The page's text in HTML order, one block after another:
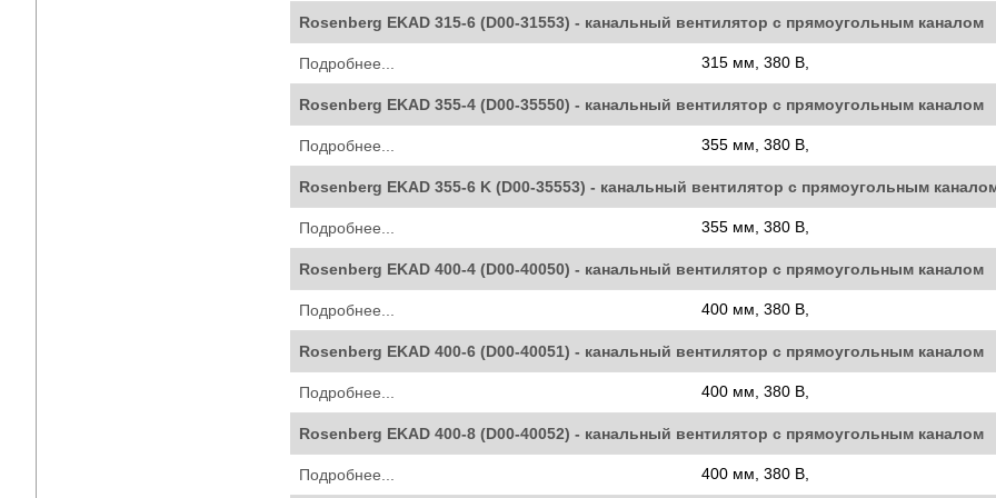
Rosenberg EKAD 315-6 (D00-31553) - канальный вентилятор с прямоугольным каналом
Подробнее... 315 мм, 380 В,
Rosenberg EKAD 355-4 (D00-35550) - канальный вентилятор с прямоугольным каналом
Подробнее... 355 мм, 380 В,
Rosenberg EKAD 355-6 K (D00-35553) - канальный вентилятор с прямоугольным
Подробнее... 355 мм, 380 В,
Rosenberg EKAD 400-4 (D00-40050) - канальный вентилятор с прямоугольным каналом
Подробнее... 400 мм, 380 В,
Rosenberg EKAD 400-6 (D00-40051) - канальный вентилятор с прямоугольным каналом
Подробнее... 400 мм, 380 В,
Rosenberg EKAD 400-8 (D00-40052) - канальный вентилятор с прямоугольным каналом
Подробнее... 400 мм, 380 В,